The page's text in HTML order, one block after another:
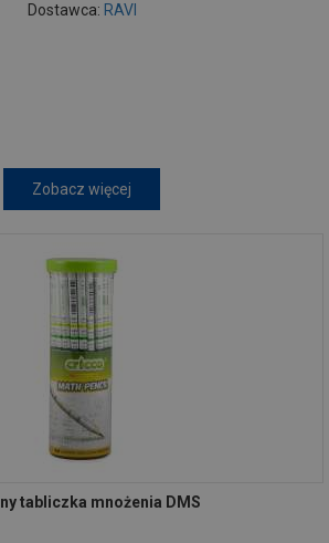
Dostawca: RAVI
Zobacz więcej
tabliczka mnożenia DMS